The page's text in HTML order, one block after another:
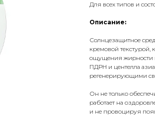
Для всех типов и
Описание:
Солнцезащитное
кремовой текстурой,
ощущения жирности
ПДРН и центелла
регенерирующими
Он не только
работает на
и не провоцируя